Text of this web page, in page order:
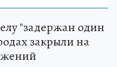
"задержан один
закрыли на